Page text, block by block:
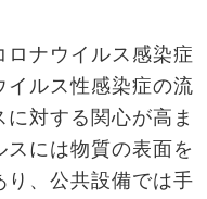
ナウイルス感染症
イルス性感染症の流
対する関心が高ま
スには物質の表面を
り、公共設備では手